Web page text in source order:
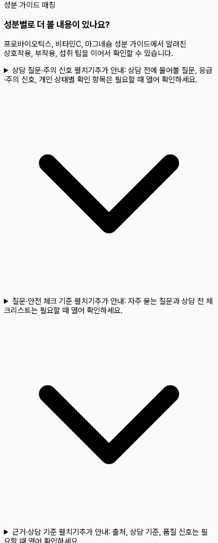
성분 가이드 매칭
성분별로 더 볼 내용이 있나요?
프로바이오틱스, 비타민C, 마그네슘 성분 가이드에서 알려진
상호작용, 부작용, 섭취 팁을 이어서 확인할 수 있습니다.
상담 질문·주의 신호 펼치기추가 안내: 상담 전에 물어볼 질문, 응급
·주의 신호, 개인 상태별 확인 항목은 필요할 때 열어 확인하세요.
질문·안전 체크 기준 펼치기추가 안내: 자주 묻는 질문과 상담 전 체
크리스트는 필요할 때 열어 확인하세요.
근거·상담 기준 펼치기추가 안내: 출처, 상담 기준, 품질 신호는 필